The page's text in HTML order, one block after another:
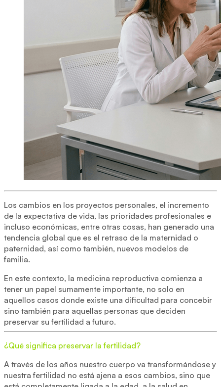
Los cambios en los proyectos personales, el incremento
de la expectativa de vida, las prioridades profesionales e
incluso económicas, entre otras cosas, han generado una
tendencia global que es el retraso de la maternidad o
paternidad, así como también, nuevos modelos de
familia.
En este contexto, la medicina reproductiva comienza a
tener un papel sumamente importante, no solo en
aquellos casos donde existe una dificultad para concebir
sino también para aquellas personas que deciden
preservar su fertilidad a futuro.
¿Qué significa preservar la fertilidad?
A través de los años nuestro cuerpo va transformándose y
nuestra fertilidad no está ajena a esos cambios, sino que